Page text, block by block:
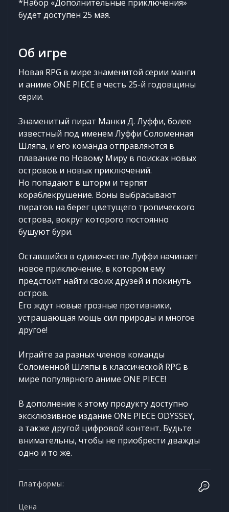
*Набор «Дополнительные приключения»
будет доступен 25 мая.
Об игре
Новая RPG в мире знаменитой серии манги
и аниме ONE PIECE в честь 25-й годовщины
серии.
Знаменитый пират Манки Д. Луффи, более
известный под именем Луффи Соломенная
Шляпа, и его команда отправляются в
плавание по Новому Миру в поисках новых
островов и новых приключений.
Но попадают в шторм и терпят
кораблекрушение. Воны выбрасывают
пиратов на берег цветущего тропического
острова, вокруг которого постоянно
бушуют бури.
Оставшийся в одиночестве Луффи начинает
новое приключение, в котором ему
предстоит найти своих друзей и покинуть
остров.
Его ждут новые грозные противники,
устрашающая мощь сил природы и многое
другое!
Играйте за разных членов команды
Соломенной Шляпы в классической RPG в
мире популярного аниме ONE PIECE!
В дополнение к этому продукту доступно
эксклюзивное издание ONE PIECE ODYSSEY,
а также другой цифровой контент. Будьте
внимательны, чтобы не приобрести дважды
одно и то же.
Платформы:
Цена